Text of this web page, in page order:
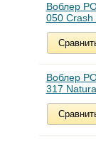
Воблер
050 Crash
Воблер
317